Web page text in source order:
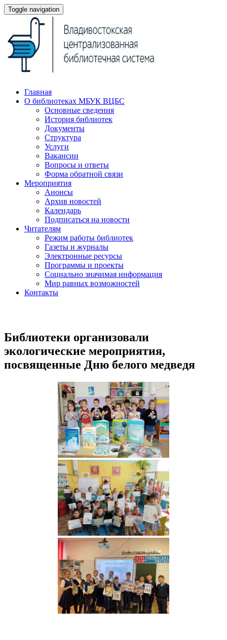
Toggle navigation
Главная
О библиотеках МБУК ВЦБС
Основные сведения
История библиотек
Документы
Структура
Услуги
Вакансии
Вопросы и ответы
Форма обратной связи
Мероприятия
Анонсы
Архив новостей
Календарь
Подписаться на новости
Читателям
Режим работы библиотек
Газеты и журналы
Электронные ресурсы
Программы и проекты
Социально значимая информация
Мир равных возможностей
Контакты
Библиотеки организовали
экологические мероприятия,
посвященные Дню белого медведя